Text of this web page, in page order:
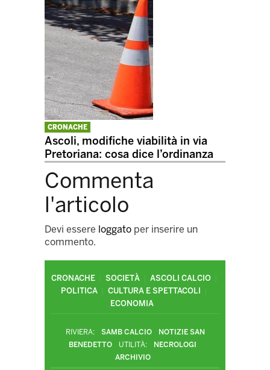
CRONACHE
Ascoli, modifiche viabilità in via
Pretoriana: cosa dice l’ordinanza
Commenta
l'articolo
Devi essere loggato per inserire un
commento.
CRONACHE SOCIETÀ
ASCOLI CALCIO
POLITICA
CULTURA E SPETTACOLI
ECONOMIA
RIVIERA: SAMB CALCIO
NOTIZIE SAN
BENEDETTO
UTILITÀ:
NECROLOGI
ARCHIVIO